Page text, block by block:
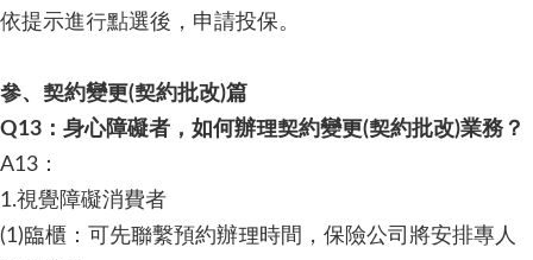
依提示進行點選後，申請投保。
參、契約變更(契約批改)篇
Q13：身心障礙者，如何辦理契約變更(契約批改)業務？
A13：
1.視覺障礙消費者
(1)臨櫃：可先聯繫預約辦理時間，保險公司將安排專人